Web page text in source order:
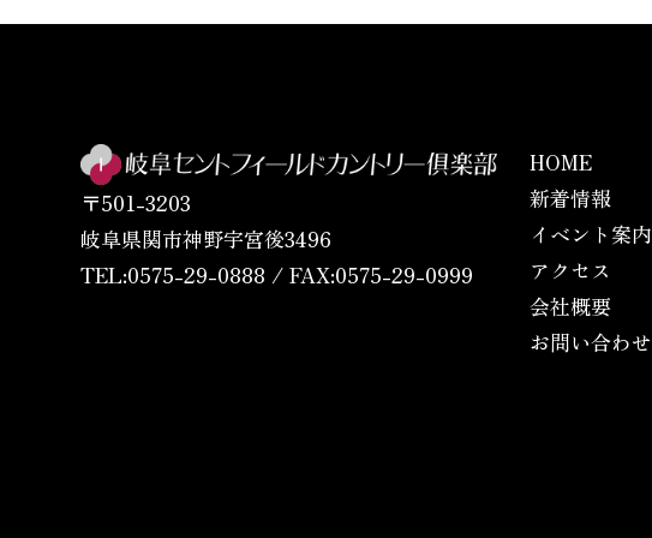
〒501-3203
岐阜県関市神野宇宮後3496
TEL:0575-29-0888 / FAX:0575-29-0999
HOME
新着情報
イベント案内
アクセス
会社概要
お問い合わせ